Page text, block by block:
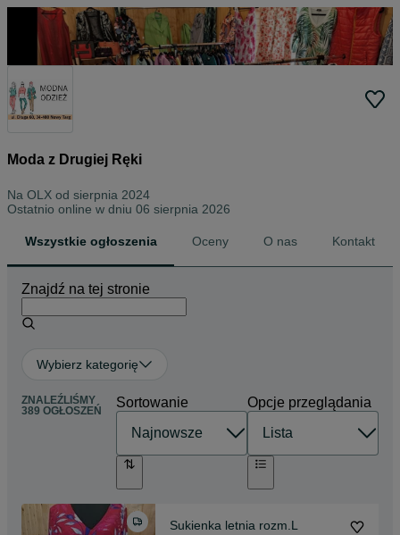
Moda z Drugiej Ręki
Na OLX od sierpnia 2024
Ostatnio online w dniu 06 sierpnia 2026
Wszystkie ogłoszenia Oceny O nas Kontakt
Znajdź na tej stronie
Wybierz kategorię
ZNALEŹLIŚMY
389 OGŁOSZEŃ
Sortowanie Opcje przeglądania
Sukienka letnia rozm.L